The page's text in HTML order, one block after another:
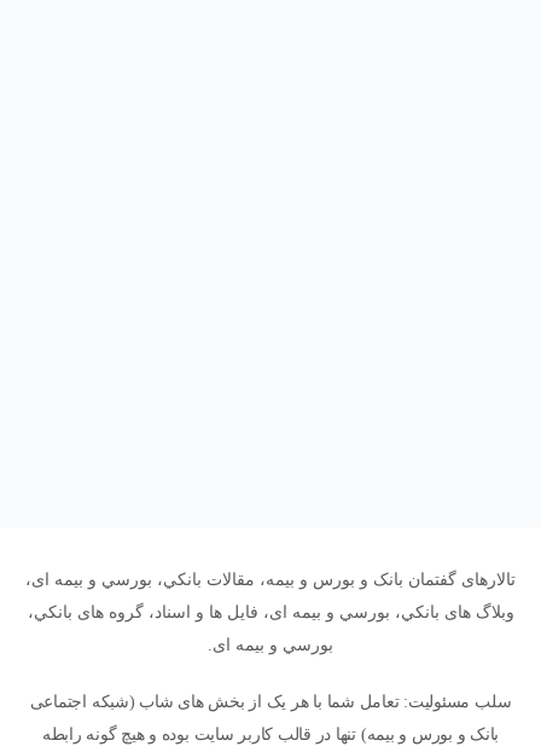
تالارهای گفتمان بانک و بورس و بیمه، مقالات بانکي، بورسي و بیمه ای،
وبلاگ های بانکي، بورسي و بیمه ای، فایل ها و اسناد، گروه های بانکي،
بورسي و بیمه ای.
سلب مسئولیت: تعامل شما با هر یک از بخش های شاب (شبکه اجتماعی
بانک و بورس و بیمه) تنها در قالب کاربر سایت بوده و هیچ گونه رابطه